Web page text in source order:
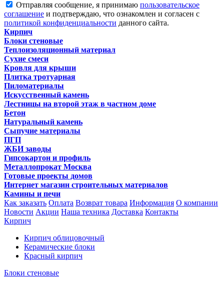
Отправляя сообщение, я принимаю пользовательское
соглашение и подтверждаю, что ознакомлен и согласен с
политикой конфиденциальности данного сайта.
Кирпич
Блоки стеновые
Теплоизоляционный материал
Сухие смеси
Кровля для крыши
Плитка тротуарная
Пиломатериалы
Искусственный камень
Лестницы на второй этаж в частном доме
Бетон
Натуральный камень
Сыпучие материалы
ПГП
ЖБИ заводы
Гипсокартон и профиль
Металлопрокат Москва
Готовые проекты домов
Интернет магазин строительных материалов
Камины и печи
Как заказать Оплата Возврат товара Информация О компании
Новости Акции Наша техника Доставка Контакты
Кирпич
Кирпич облицовочный
Керамические блоки
Красный кирпич
Блоки стеновые